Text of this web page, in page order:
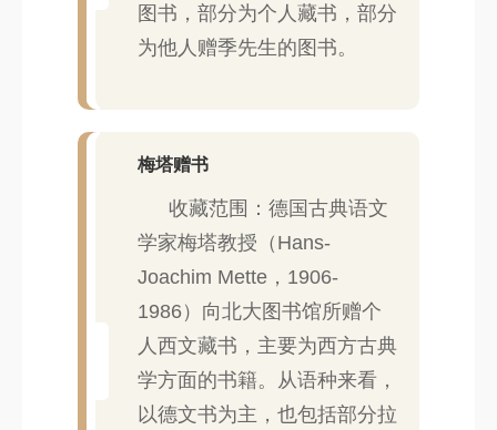
图书，部分为个人藏书，部分
为他人赠季先生的图书。
梅塔赠书
收藏范围：德国古典语文
学家梅塔教授（Hans-
Joachim Mette，1906-
1986）向北大图书馆所赠个
人西文藏书，主要为西方古典
学方面的书籍。从语种来看，
以德文书为主，也包括部分拉